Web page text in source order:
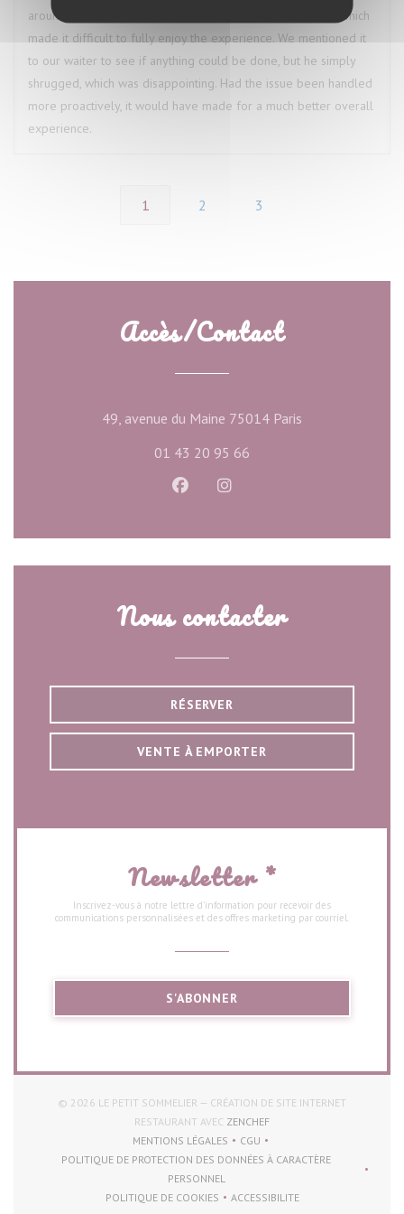
around the restaurant and our table throughout the meal, which
made it difficult to fully enjoy the experience. We mentioned it
to our waiter to see if anything could be done, but he simply
shrugged, which was disappointing. Had the issue been handled
more proactively, it would have made for a much better overall
experience.
1 2 3
Accès/Contact
49, avenue du Maine 75014 Paris
01 43 20 95 66
Facebook ((ouvre une nouvelle
Instagram ((ouvre une
Nous contacter
RÉSERVER
VENTE À EMPORTER
Newsletter *
Inscrivez-vous à notre lettre d'information pour recevoir des
communications personnalisées et des offres marketing par courriel.
S'ABONNER
© 2026 LE PETIT SOMMELIER — CRÉATION DE SITE INTERNET
RESTAURANT AVEC ZENCHEF((OUVRE UNE NOUVELLE
MENTIONS LÉGALES
((OUVRE UNE NOUVELLE FENÊTRE))
CGU
((OUVRE UNE NOUVELLE
POLITIQUE DE PROTECTION DES DONNÉES À CARACTÈRE
PERSONNEL((OUVRE UNE NOUVELLE FENÊTRE))
POLITIQUE DE COOKIES
((OUVRE UNE NOUVELLE FENÊTRE))
ACCESSIBILITE
((OUVRE UNE NOUVELLE